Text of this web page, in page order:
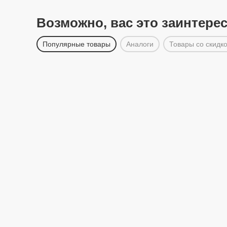
Возможно, вас это
Популярные товары Аналоги Товары со